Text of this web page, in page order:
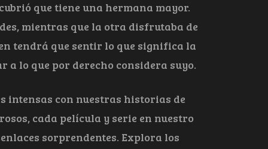
que tiene una hermana mayor.
mientras que la otra disfrutaba de
tendrá que sentir lo que significa la
lo que por derecho considera suyo.
intensas con nuestras historias de
cada película y serie en nuestro
sorprendentes. Explora los